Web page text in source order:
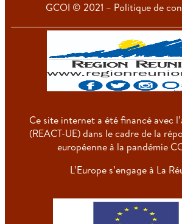
GCOI © 2021 – Politique de
Ce site internet a été financé avec
(REACT-UE) dans le cadre de la
européenne à la pandémie
L’Europe s’engage à La